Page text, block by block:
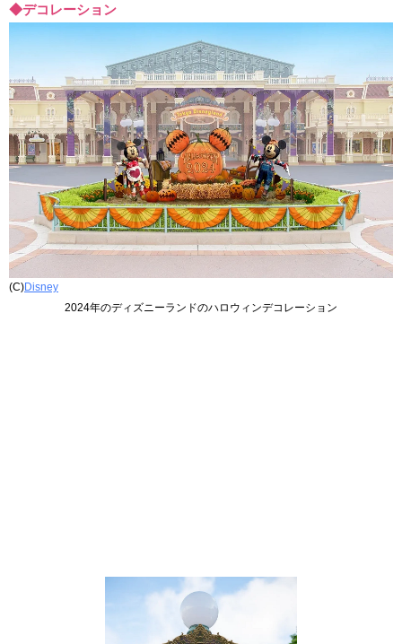
◆デコレーション
(C)Disney
2024年のディズニーランドのハロウィンデコレーション